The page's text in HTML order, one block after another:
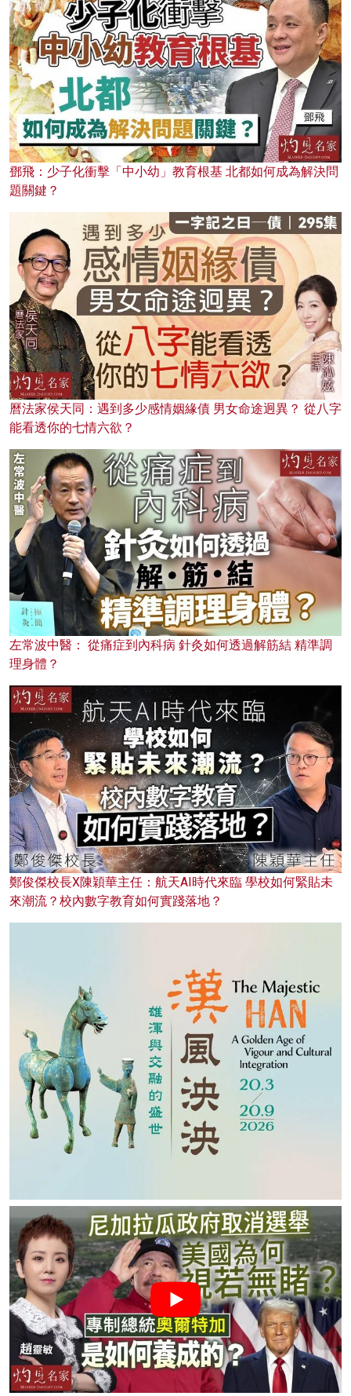
鄧飛：少子化衝擊「中小幼」教育根基 北都如何成為解決問
題關鍵？
曆法家侯天同：遇到多少感情姻緣債 男女命途迥異？ 從八字
能看透你的七情六欲？
左常波中醫： 從痛症到內科病 針灸如何透過解筋結 精準調
理身體？
鄭俊傑校長X陳穎華主任：航天AI時代來臨 學校如何緊貼未
來潮流？校內數字教育如何實踐落地？